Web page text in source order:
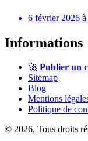
6 février 2026 à
Informations
🚀 Publier un
Sitemap
Blog
Mentions
Politique de
© 2026, Tous droits